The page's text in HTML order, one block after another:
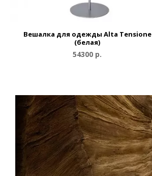
Вешалка для одежды Alta Tensione
(белая)
54300 р.